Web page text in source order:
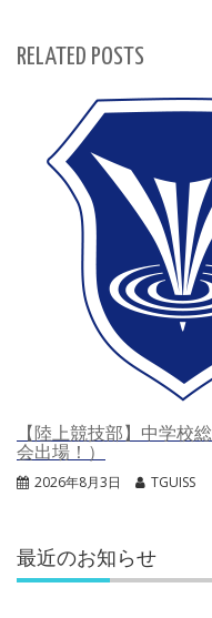
RELATED POSTS
【陸上競技部】中学校
会出場！）
2026年8月3日 TGUISS
最近のお知らせ